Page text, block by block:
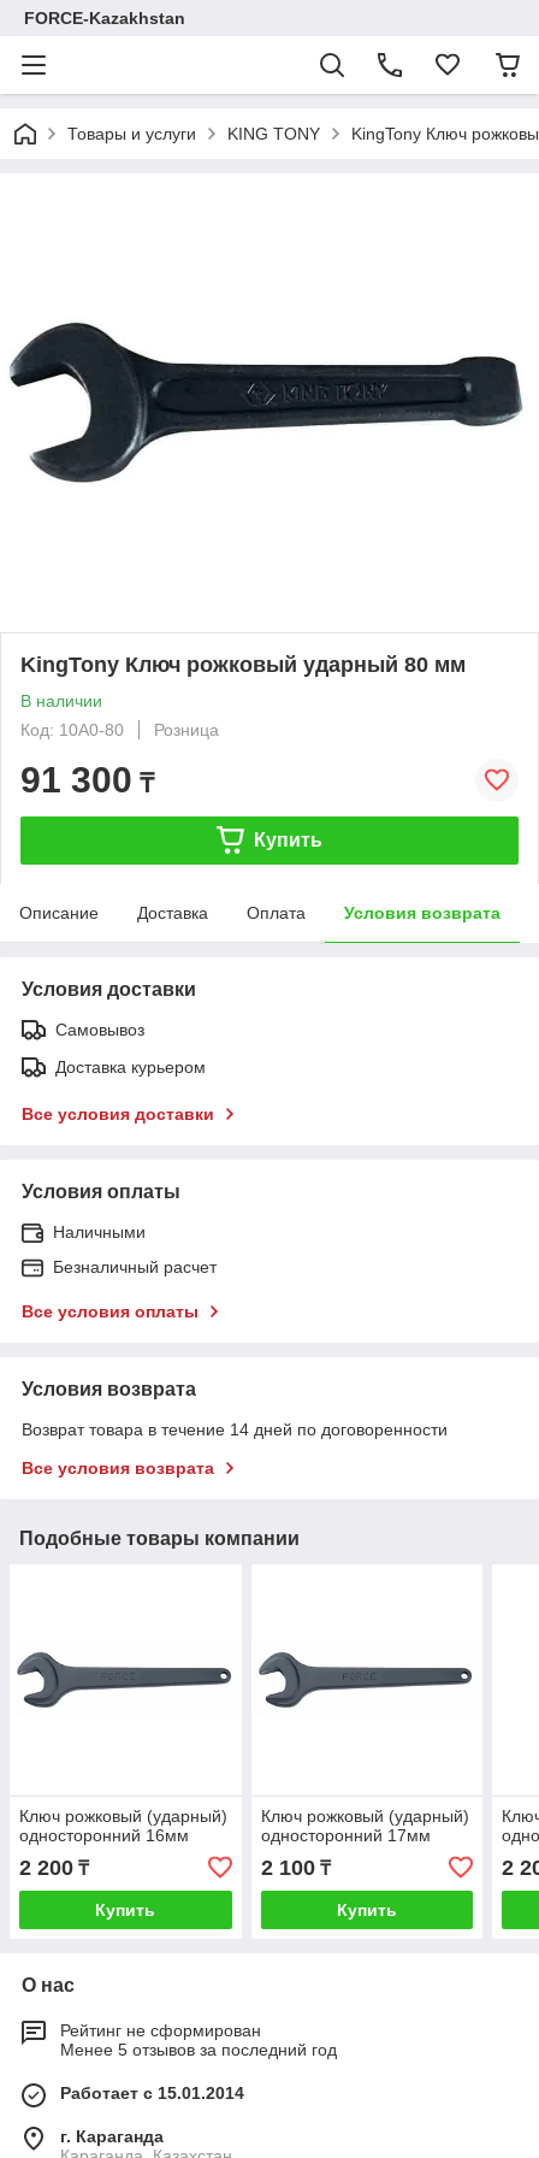
FORCE-Kazakhstan
Товары и услуги KING TONY KingTony Ключ
KingTony Ключ рожковый ударный 80 мм
В наличии
Код: 10A0-80
Розница
91 300 ₸
Купить
Описание Доставка Оплата Условия возврата
Условия доставки
Самовывоз
Доставка курьером
Все условия доставки
Условия оплаты
Наличными
Безналичный расчет
Все условия оплаты
Условия возврата
Возврат товара в течение 14 дней по договоренности
Все условия возврата
Подобные товары компании
Ключ рожковый (ударный)
односторонний 16мм
2 200 ₸
Купить
Ключ рожковый (ударный)
односторонний 17мм
2 100₸
Купить
2
О нас
Рейтинг не сформирован
Менее 5 отзывов за последний год
Работает с 15.01.2014
г. Караганда